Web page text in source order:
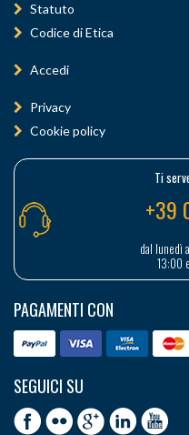
Statuto
Codice di Etica
Accedi
Privacy
Cookie policy
Ti
+39
dal lunedì
13:00
PAGAMENTI CON
SEGUICI SU